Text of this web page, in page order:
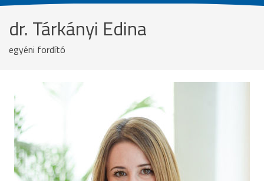
dr. Tárkányi Edina
egyéni fordító